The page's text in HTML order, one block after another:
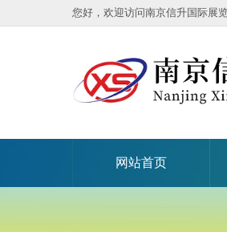
您好，欢迎访问南京信升国际展
网站首页